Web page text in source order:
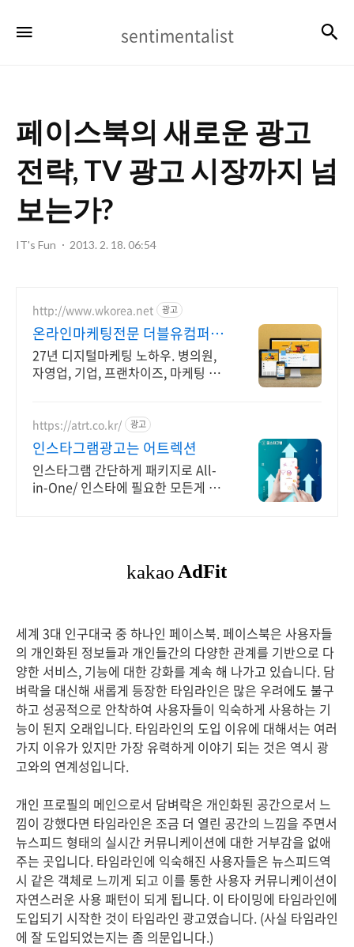
sentimentalist
페이스북의 새로운 광고
전략, TV 광고 시장까지 넘
보는가?
IT's Fun 2013. 2. 18. 06:54
http://www.wkorea.net 광고
온라인마케팅전문 더블유컴퍼니
27년 노하우
27년 디지털마케팅 노하우. 병의원,
자영업, 기업, 프랜차이즈, 마케팅 전
https://atrt.co.kr/ 광고
인스타그램광고는 어트렉션
인스타그램 간단하게 패키지로 All-
in-One/ 인스타에 필요한 모든게 가
세계 3대 인구대국 중 하나인 페이스북. 페이스북은 사용자들
의 개인화된 정보들과 개인들간의 다양한 관계를 기반으로 다
양한 서비스, 기능에 대한 강화를 계속 해 나가고 있습니다. 담
벼락을 대신해 새롭게 등장한 타임라인은 많은 우려에도 불구
하고 성공적으로 안착하여 사용자들이 익숙하게 사용하는 기
능이 된지 오래입니다. 타임라인의 도입 이유에 대해서는 여러
가지 이유가 있지만 가장 유력하게 이야기 되는 것은 역시 광
고와의 연계성입니다.
개인 프로필의 메인으로서 담벼락은 개인화된 공간으로서 느
낌이 강했다면 타임라인은 조금 더 열린 공간의 느낌을 주면서
뉴스피드 형태의 실시간 커뮤니케이션에 대한 거부감을 없애
주는 곳입니다. 타임라인에 익숙해진 사용자들은 뉴스피드역
시 같은 객체로 느끼게 되고 이를 통한 사용자 커뮤니케이션이
자연스러운 사용 패턴이 되게 됩니다. 이 타이밍에 타임라인에
도입되기 시작한 것이 타임라인 광고였습니다. (사실 타임라인
에 잘 도입되었는지는 좀 의문입니다.)